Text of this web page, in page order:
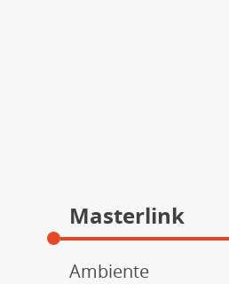
Masterlink
Ambiente